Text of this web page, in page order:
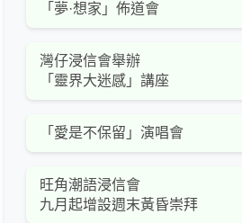
「夢·想家」佈道會
灣仔浸信會舉辦
「靈界大迷感」講座
「愛是不保留」演唱會
旺角潮語浸信會
九月起增設週末黃昏崇拜